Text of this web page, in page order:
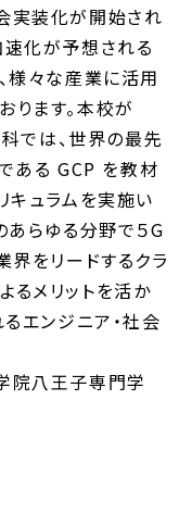
実装化が開始され
速化が予想される
様々な産業に活用
ります。本校が
では、世界の最先
ある GCP を教材
キュラムを実施い
あらゆる分野で５G
をリードするクラ
るメリットを活か
エンジニア・社会
院八王子専門学